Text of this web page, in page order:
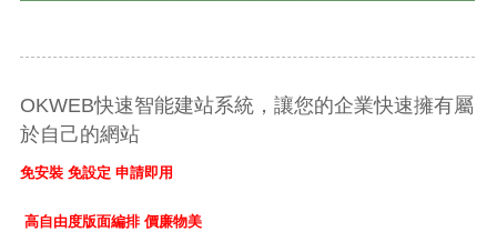
OKWEB快速智能建站系統，讓您的企業快速擁有屬
於自己的網站
免安裝 免設定 申請即用
高自由度版面編排 價廉物美